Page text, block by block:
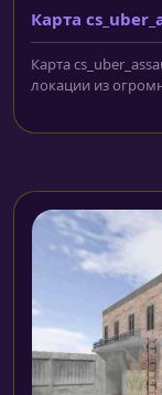
Карта
Карта
локации из